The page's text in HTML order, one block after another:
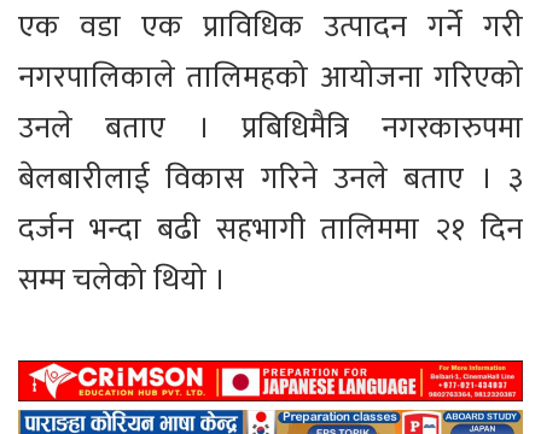
एक वडा एक प्राविधिक उत्पादन गर्ने गरी
नगरपालिकाले तालिमहको आयोजना गरिएको
उनले बताए । प्रबिधिमैत्रि नगरकारुपमा
बेलबारीलाई विकास गरिने उनले बताए । ३
दर्जन भन्दा बढी सहभागी तालिममा २१ दिन
सम्म चलेको थियो ।